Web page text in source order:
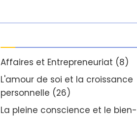
Affaires et Entrepreneuriat (8)
L'amour de soi et la croissance
personnelle (26)
La pleine conscience et le bien-